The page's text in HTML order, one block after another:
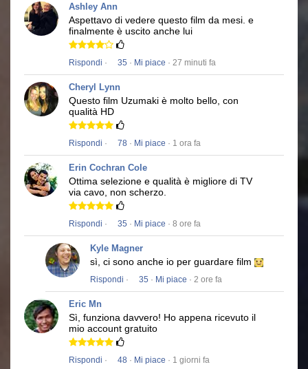
Ashley Ann
Aspettavo di vedere questo film da mesi. e
finalmente è uscito anche lui
Rispondi · 35 · Mi piace · 27 minuti fa
Cheryl Lynn
Questo film Uzumaki è molto bello, con
qualità HD
Rispondi · 78 · Mi piace · 1 ora fa
Erin Cochran Cole
Ottima selezione e qualità è migliore di TV
via cavo, non scherzo.
Rispondi · 35 · Mi piace · 8 ore fa
Kyle Magner
sì, ci sono anche io per guardare film
Rispondi · 35 · Mi piace · 2 ore fa
Eric Mn
Sì, funziona davvero! Ho appena ricevuto il
mio account gratuito
Rispondi · 48 · Mi piace · 1 giorni fa